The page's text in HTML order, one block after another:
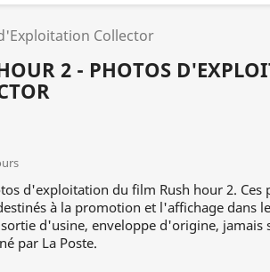
Collector
2 - PHOTOS
d'exploitation du film Rush hour 2. Ces
à la promotion et l'affichage dans
d'usine, enveloppe d'origine, jamais
par La Poste.